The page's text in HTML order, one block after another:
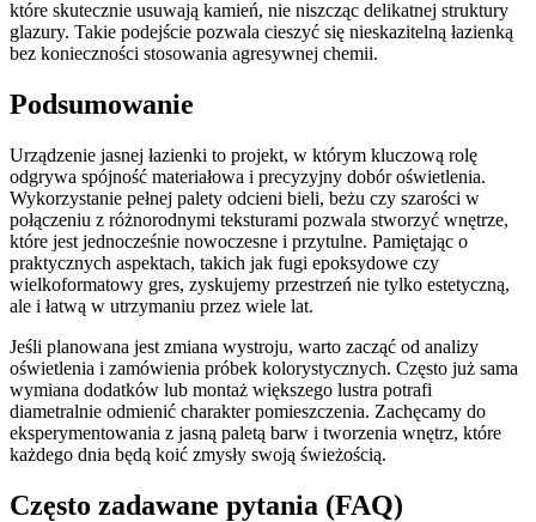
które skutecznie usuwają kamień, nie niszcząc delikatnej struktury
glazury. Takie podejście pozwala cieszyć się nieskazitelną łazienką
bez konieczności stosowania agresywnej chemii.
Podsumowanie
Urządzenie jasnej łazienki to projekt, w którym kluczową rolę
odgrywa spójność materiałowa i precyzyjny dobór oświetlenia.
Wykorzystanie pełnej palety odcieni bieli, beżu czy szarości w
połączeniu z różnorodnymi teksturami pozwala stworzyć wnętrze,
które jest jednocześnie nowoczesne i przytulne. Pamiętając o
praktycznych aspektach, takich jak fugi epoksydowe czy
wielkoformatowy gres, zyskujemy przestrzeń nie tylko estetyczną,
ale i łatwą w utrzymaniu przez wiele lat.
Jeśli planowana jest zmiana wystroju, warto zacząć od analizy
oświetlenia i zamówienia próbek kolorystycznych. Często już sama
wymiana dodatków lub montaż większego lustra potrafi
diametralnie odmienić charakter pomieszczenia. Zachęcamy do
eksperymentowania z jasną paletą barw i tworzenia wnętrz, które
każdego dnia będą koić zmysły swoją świeżością.
Często zadawane pytania (FAQ)